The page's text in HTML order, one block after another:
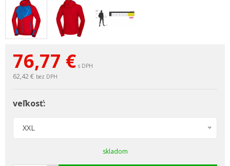
76,77 € s DPH
62,42 € bez DPH
veľkosť:
XXL
skladom